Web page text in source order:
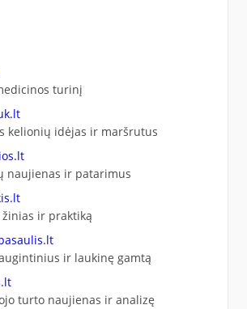
turinį
kelionių idėjas ir maršrutus
naujienas ir patarimus
ir praktiką
ir laukinę gamtą
turto naujienas ir analizę